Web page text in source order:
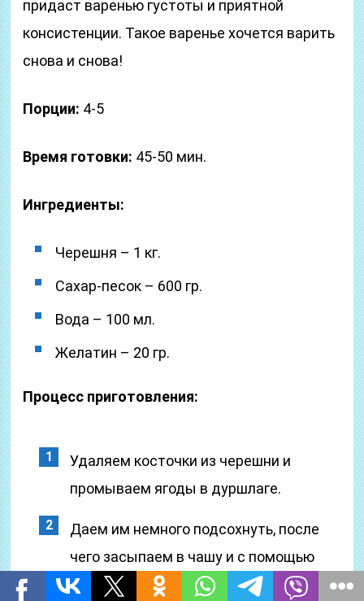
придаст варенью густоты и приятной
консистенции. Такое варенье хочется варить
снова и снова!
Порции: 4-5
Время готовки: 45-50 мин.
Ингредиенты:
Черешня – 1 кг.
Сахар-песок – 600 гр.
Вода – 100 мл.
Желатин – 20 гр.
Процесс приготовления:
Удаляем косточки из черешни и
промываем ягоды в дуршлаге.
Даем им немного подсохнуть, после
чего засыпаем в чашу и с помощью
блендера перетираем ягоды до